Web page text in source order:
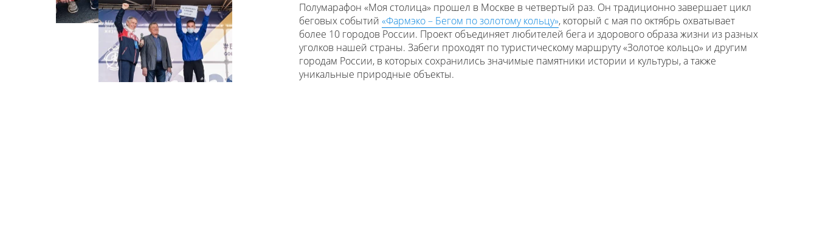
Полумарафон «Моя столица» прошел в Москве в четвертый раз. Он традиционно завершает цикл
беговых событий «Фармэко – Бегом по золотому кольцу», который с мая по октябрь охватывает
более 10 городов России. Проект объединяет любителей бега и здорового образа жизни из разных
уголков нашей страны. Забеги проходят по туристическому маршруту «Золотое кольцо» и другим
городам России, в которых сохранились значимые памятники истории и культуры, а также
уникальные природные объекты.